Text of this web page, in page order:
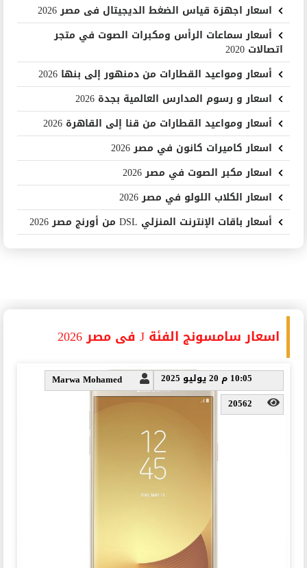
اسعار اجهزة قياس الضغط الديجيتال فى مصر 2026
أسعار سماعات الرأس ومكبرات الصوت في متجر
اتصالات 2020
أسعار ومواعيد القطارات من دمنهور إلى بنها 2026
اسعار و رسوم المدارس العالمية بجدة 2026
أسعار ومواعيد القطارات من قنا إلى القاهرة 2026
اسعار كاميرات كانون في مصر 2026
اسعار مكبر الصوت في مصر 2026
اسعار الكلاب اللولو في مصر 2026
أسعار باقات الإنترنت المنزلي DSL من أورنج مصر 2026
اسعار سامسونج الفئة J فى مصر 2026
10:05 م 20 يوليو 2025
Marwa Mohamed
20562